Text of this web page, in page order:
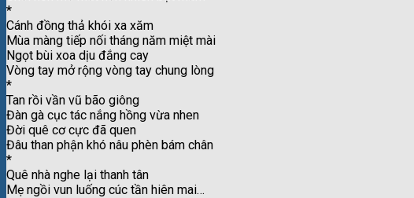
*
Cánh đồng thả khói xa xăm
Mùa màng tiếp nối tháng năm miệt mài
Ngọt bùi xoa dịu đắng cay
Vòng tay mở rộng vòng tay chung lòng
*
Tan rồi vần vũ bão giông
Đàn gà cục tác nắng hồng vừa nhen
Đời quê cơ cực đã quen
Đâu than phận khó nâu phèn bám chân
*
Quê nhà nghe lại thanh tân
Mẹ ngồi vun luống cúc tần hiên mai…